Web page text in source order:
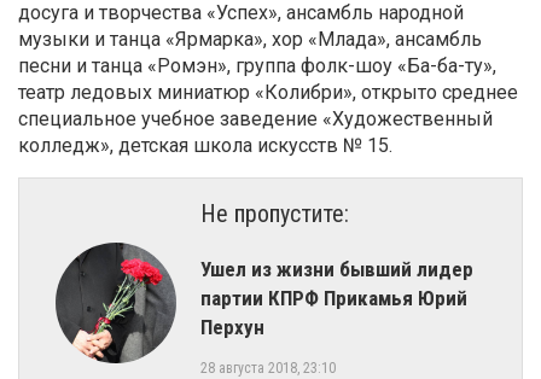
досуга и творчества «Успех», ансамбль народной
музыки и танца «Ярмарка», хор «Млада», ансамбль
песни и танца «Ромэн», группа фолк-шоу «Ба-ба-ту»,
театр ледовых миниатюр «Колибри», открыто среднее
специальное учебное заведение «Художественный
колледж», детская школа искусств № 15.
Не пропустите:
​Ушел из жизни бывший лидер
партии КПРФ Прикамья Юрий
Перхун
28 августа 2018, 23:10